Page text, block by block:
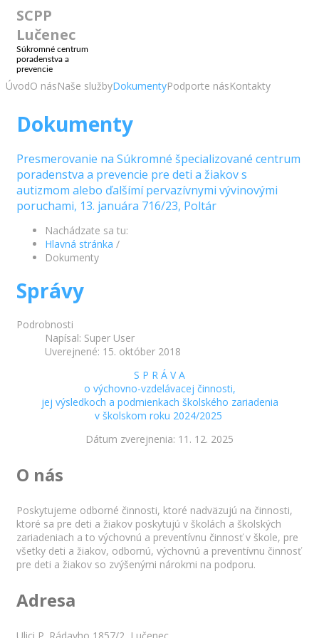
SCPP
Lučenec
Súkromné centrum
poradenstva a
prevencie
ÚvodO násNaše službyDokumentyPodporte násKontakty
Dokumenty
Presmerovanie na Súkromné špecializované centrum
poradenstva a prevencie pre deti a žiakov s
autizmom alebo ďalšímí pervazívnymi vývinovými
poruchami, 13. januára 716/23, Poltár
Nachádzate sa tu:
Hlavná stránka /
Dokumenty
Správy
Podrobnosti
Napísal: Super User
Uverejnené: 15. október 2018
S P R Á V A
o výchovno-vzdelávacej činnosti,
jej výsledkoch a podmienkach školského zariadenia
v školskom roku 2024/2025
Dátum zverejnenia: 11. 12. 2025
O nás
Poskytujeme odborné činnosti, ktoré nadväzujú na činnosti,
ktoré sa pre deti a žiakov poskytujú v školách a školských
zariadeniach a to výchovnú a preventívnu činnosť v škole, pre
všetky deti a žiakov, odbornú, výchovnú a preventívnu činnosť
pre deti a žiakov so zvýšenými nárokmi na podporu.
Adresa